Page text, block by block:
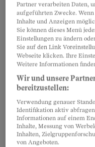
Artikel
Der Kundendienst
meistens hinten
dasselbe Theater
statt. Die Kundin
Produkt auf die
auf mich),
runzelt
Produkt).
Nie sage ich, was
Partner verarbeiten Daten,
aufgeführten Zwecke.
Inhalte und Anzeigen
Sie können dieses Menü
Einstellungen zu ändern
Sie auf den Link
Webseite klicken. Ihre
Weitere Informationen
Wir und unsere
bereitzustellen:
Verwendung genauer
Identifikation aktiv
Informationen auf einem
Inhalte, Messung von
Inhalten,
von Angeboten.